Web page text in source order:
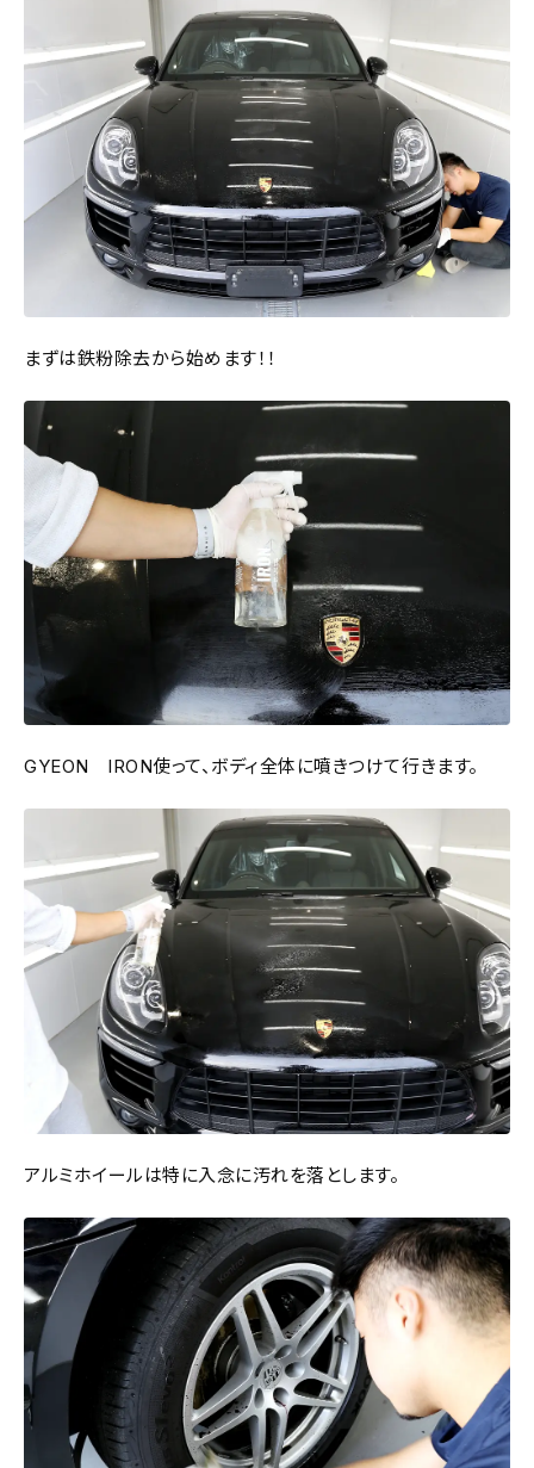
まずは鉄粉除去から始めます！！
GYEON IRON使って、ボディ全体に噴きつけて行きます。
アルミホイールは特に入念に汚れを落とします。